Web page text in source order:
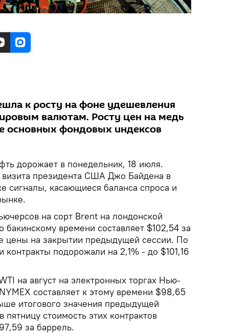
к росту на фоне удешевления
валютам. Росту цен на медь
основных фондовых индексов
дорожает в понедельник, 18 июля.
президента США Джо Байдена в
сигналы, касающиеся баланса спроса и
на сорт Brent на лондонской
бакинскому времени составляет $102,54 за
цены на закрытии предыдущей сессии. По
контракты подорожали на 2,1% - до $101,16
на август на электронных торгах Нью-
составляет к этому времени $98,65
итогового значения предыдущей
стоимость этих контрактов
за баррель.